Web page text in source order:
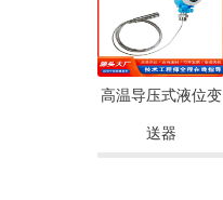
高温导压式液位变
送器